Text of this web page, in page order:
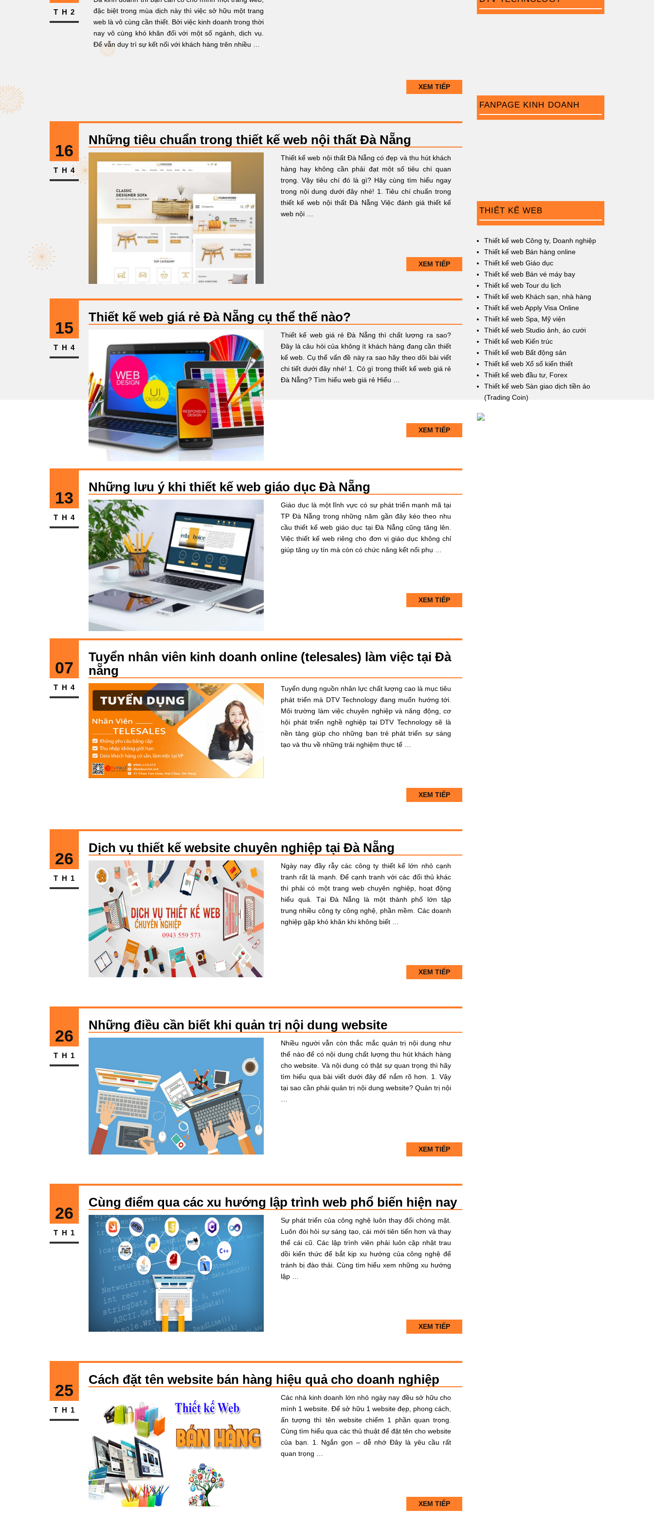
TH2
đặc biệt trong mùa dịch này thì việc sở hữu một trang
web là vô cùng cần thiết. Bởi việc kinh doanh trong thời
nay vô cùng khó khăn đối với một số ngành, dịch vụ.
Để vẫn duy trì sự kết nối với khách hàng trên nhiều …
XEM TIẾP
Những tiêu chuẩn trong thiết kế web nội thất Đà Nẵng
16
TH4
Thiết kế web nội thất Đà Nẵng có đẹp và thu hút khách
hàng hay không cần phải đạt một số tiêu chí quan
trọng. Vậy tiêu chí đó là gì? Hãy cùng tìm hiểu ngay
trong nội dung dưới đây nhé! 1. Tiêu chí chuẩn trong
thiết kế web nội thất Đà Nẵng Việc đánh giá thiết kế
web nội …
XEM TIẾP
Thiết kế web giá rẻ Đà Nẵng cụ thể thế nào?
15
TH4
Thiết kế web giá rẻ Đà Nẵng thì chất lượng ra sao?
Đây là câu hỏi của không ít khách hàng đang cần thiết
kế web. Cụ thể vấn đề này ra sao hãy theo dõi bài viết
chi tiết dưới đây nhé! 1. Có gì trong thiết kế web giá rẻ
Đà Nẵng? Tìm hiểu web giá rẻ Hiểu …
XEM TIẾP
Những lưu ý khi thiết kế web giáo dục Đà Nẵng
13
TH4
Giáo dục là một lĩnh vực có sự phát triển mạnh mã tại
TP Đà Nẵng trong những năm gần đây kéo theo nhu
cầu thiết kế web giáo dục tại Đà Nẵng cũng tăng lên.
Việc thiết kế web riêng cho đơn vị giáo dục không chỉ
giúp tăng uy tín mà còn có chức năng kết nối phụ …
XEM TIẾP
Tuyển nhân viên kinh doanh online (telesales) làm việc tại Đà
nẵng
07
TH4
Tuyển dụng nguồn nhân lực chất lượng cao là mục tiêu
phát triển mà DTV Technology đang muốn hướng tới.
Môi trường làm việc chuyên nghiệp và năng động, cơ
hội phát triển nghề nghiệp tại DTV Technology sẽ là
nền tảng giúp cho những bạn trẻ phát triển sự sáng
tạo và thu về những trải nghiệm thực tế …
XEM TIẾP
Dịch vụ thiết kế website chuyên nghiệp tại Đà Nẵng
26
TH1
Ngày nay đầy rẫy các công ty thiết kế lớn nhỏ cạnh
tranh rất là mạnh. Để cạnh tranh với các đối thủ khác
thì phải có một trang web chuyên nghiệp, hoạt động
hiểu quả. Tại Đà Nẵng là một thành phố lớn tập
trung nhiều công ty công nghệ, phần mềm. Các doanh
nghiệp gặp khó khăn khi không biết …
XEM TIẾP
Những điều cần biết khi quản trị nội dung website
26
TH1
Nhiều người vẫn còn thắc mắc quản trị nội dung như
thế nào để có nội dung chất lượng thu hút khách hàng
cho website. Và nội dung có thật sự quan trọng thì hãy
tìm hiểu qua bài viết dưới đây để nắm rõ hơn. 1. Vậy
tại sao cần phải quản trị nội dung website? Quản trị nội
XEM TIẾP
Cùng điểm qua các xu hướng lập trình web phổ biến hiện nay
26
TH1
Sự phát triển của công nghệ luôn thay đổi chóng mặt.
Luôn đòi hỏi sự sáng tạo, cái mới tiên tiến hơn và thay
thế cái cũ. Các lập trình viên phải luôn cập nhật trau
dồi kiến thức để bắt kịp xu hướng của công nghệ để
tránh bị đào thải. Cùng tìm hiểu xem những xu hướng
lập …
XEM TIẾP
Cách đặt tên website bán hàng hiệu quả cho doanh nghiệp
25
TH1
Các nhà kinh doanh lớn nhỏ ngày nay đều sở hữu cho
mình 1 website. Để sở hữu 1 website đẹp, phong cách,
ấn tượng thì tên website chiếm 1 phần quan trọng.
Cùng tìm hiểu qua các thủ thuật để đặt tên cho website
của bạn. 1. Ngắn gọn – dễ nhớ Đây là yêu cầu rất
quan trọng …
XEM TIẾP
FANPAGE KINH DOANH
THIẾT KẾ WEB
Thiết kế web Công ty, Doanh nghiệp
Thiết kế web Bán hàng online
Thiết kế web Giáo dục
Thiết kế web Bán vé máy bay
Thiết kế web Tour du lịch
Thiết kế web Khách sạn, nhà hàng
Thiết kế web Apply Visa Online
Thiết kế web Spa, Mỹ viện
Thiết kế web Studio ảnh, áo cưới
Thiết kế web Kiến trúc
Thiết kế web Bất động sản
Thiết kế web Xổ số kiến thiết
Thiết kế web đầu tư, Forex
Thiết kế web Sàn giao dịch tiền ảo
(Trading Coin)